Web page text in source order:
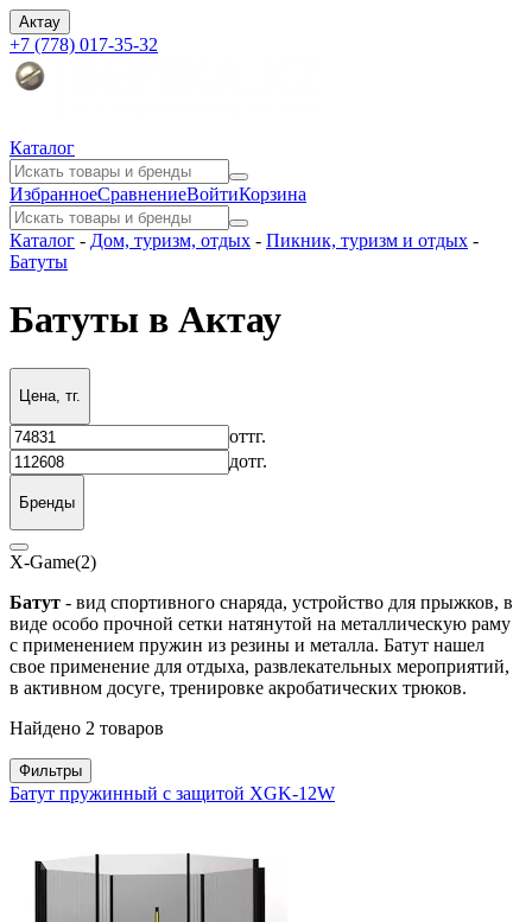
Актау
+7 (778) 017-35-32
Каталог
ИзбранноеСравнениеВойтиКорзина
Каталог - Дом, туризм, отдых - Пикник, туризм и отдых -
Батуты
Батуты в Актау
Цена, тг.
оттг.
дотг.
Бренды
X-Game(2)
Батут - вид спортивного снаряда, устройство для прыжков, в
виде особо прочной сетки натянутой на металлическую раму
с применением пружин из резины и металла. Батут нашел
свое применение для отдыха, развлекательных мероприятий,
в активном досуге, тренировке акробатических трюков.
Найдено 2 товаров
Фильтры
Батут пружинный с защитой XGK-12W